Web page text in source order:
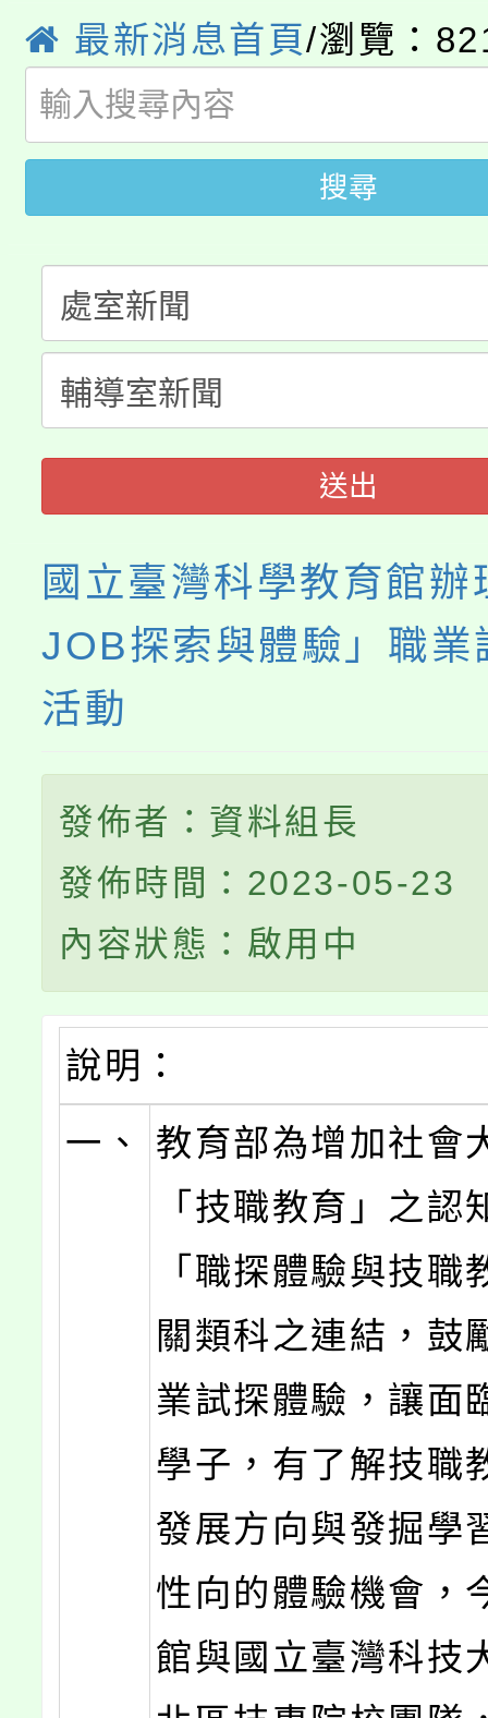
代理(課)教師甄選結果(
公告本校115學年度第
代理(課)教師甄選結果(
轉知中國文化大學推廣
《TA101》溝通分析基
程，歡迎學生輔導中心
心理、諮商輔導、社會
系所師生報名參加。
轉知苗栗縣政府辦理
縣市「校園短影音徵
踴躍報名參加。
桃園市115學年度學生
展演活動實施計畫」
115年度「教育部表揚
義教育推展貢獻獎」
「2026 ART TAIPEI臺
博覽會」之「藝術教育
最新消息首頁/瀏覽：
搜尋
送出
國立臺灣科學教育館辦
JOB探索與體驗」職業
活動
發佈者：資料組長
發佈時間：2023-05-23
內容狀態：啟用中
說明：
一、
教育部為增加社會
「技職教育」之認
「職探體驗與技職
關類科之連結，鼓
業試探體驗，讓面
學子，有了解技職
發展方向與發掘學
性向的體驗機會，
館與國立臺灣科技